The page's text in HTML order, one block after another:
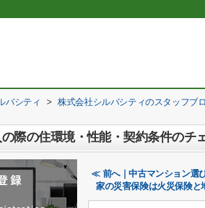
バシティ > 株式会社シルバシティのスタッフブ
際の住環境・性能・契約条件のチ
≪ 前へ｜中古マンション選
家の災害保険は火災保険